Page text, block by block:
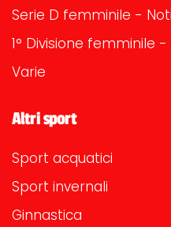
Serie D femminile -
1° Divisione femminile -
Varie
Altri sport
Sport acquatici
Sport invernali
Ginnastica